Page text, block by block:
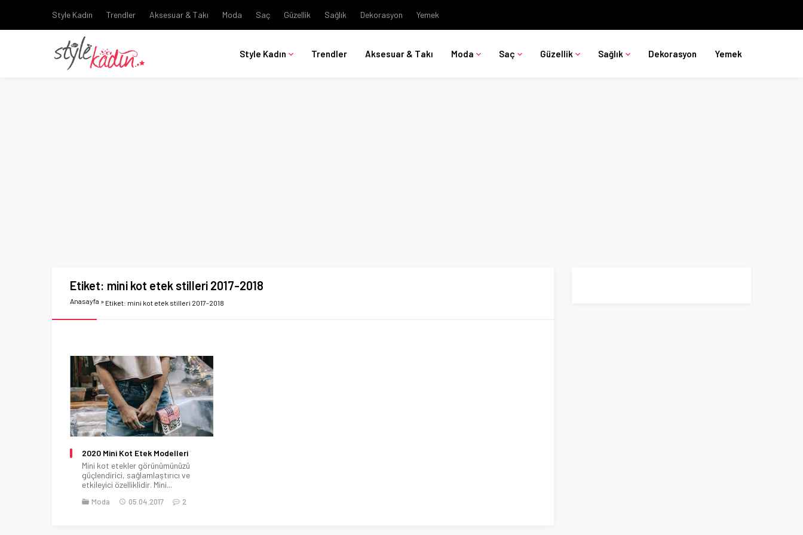
Style Kadın Trendler Aksesuar & Takı Moda Saç Güzellik Sağlık Dekorasyon Yemek
Style Kadın Trendler Aksesuar & Takı Moda Saç Güzellik Sağlık Dekorasyon Yemek
Etiket: mini kot etek stilleri 2017-2018
Anasayfa » Etiket: mini kot etek stilleri 2017-2018
2020 Mini Kot Etek Modelleri
Mini kot etekler görünümünüzü
güçlendirici, sağlamlaştırıcı ve
etkileyici özelliklidir. Mini...
Moda 05.04.2017 2